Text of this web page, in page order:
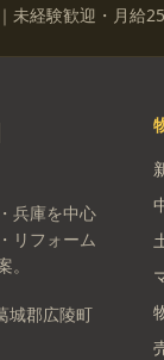
未経験歓迎・月給
兵庫を中心
リフォーム
城郡広陵町